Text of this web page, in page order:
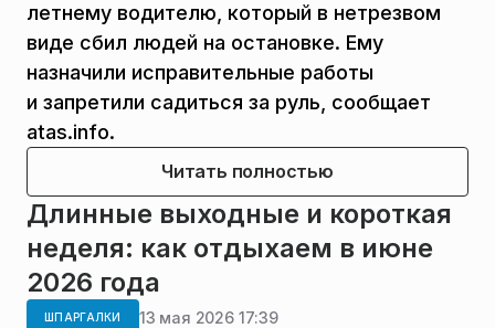
летнему водителю, который в нетрезвом
виде сбил людей на остановке. Ему
назначили исправительные работы
и запретили садиться за руль, сообщает
atas.info.
Читать полностью
Длинные выходные и короткая
неделя: как отдыхаем в июне
2026 года
ШПАРГАЛКИ 13 мая 2026 17:39